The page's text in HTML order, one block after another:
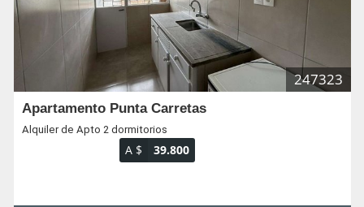
247323
Apartamento Punta Carretas
Alquiler de Apto 2 dormitorios
A $ 39.800